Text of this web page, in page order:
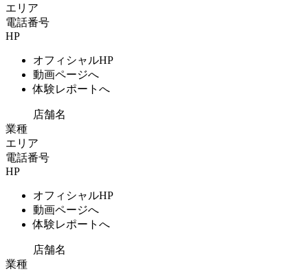
エリア
電話番号
HP
オフィシャルHP
動画ページへ
体験レポートへ
店舗名
業種
エリア
電話番号
HP
オフィシャルHP
動画ページへ
体験レポートへ
店舗名
業種